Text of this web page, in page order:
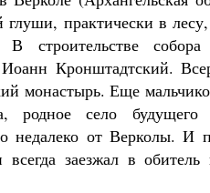
глуши, практически в
В строительстве
Кронштадтский.
монастырь. Еще
родное село будущего
недалеко от Верколы. И
заезжал в обитель